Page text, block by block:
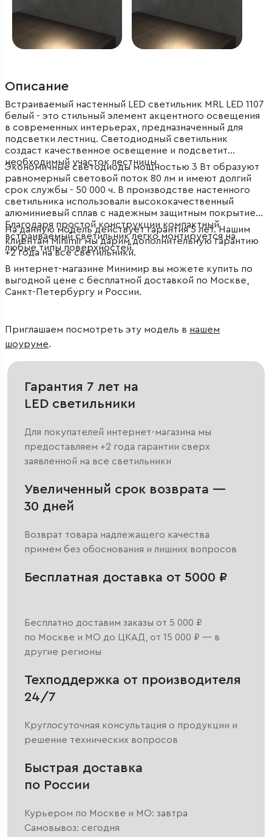
Описание
Встраиваемый настенный LED светильник MRL LED 1107
белый - это стильный элемент акцентного освещения
в современных интерьерах, предназначенный для
подсветки лестниц. Светодиодный светильник
создаст качественное освещение и подсветит
необходимый участок лестницы.
Экономичные светодиоды мощностью 3 Вт образуют
равномерный световой поток 80 лм и имеют долгий
срок службы - 50 000 ч. В производстве настенного
светильника использовали высококачественный
алюминиевый сплав с надежным защитным покрытием.
Благодаря простой конструкции компактный
встраиваемый светильник легко монтируется на
любые типы поверхностей.
На данную модель действует гарантия 5 лет. Нашим
клиентам Minimir мы дарим дополнительную гарантию
+2 года на все светильники.
В интернет-магазине Минимир вы можете купить по
выгодной цене с бесплатной доставкой по Москве,
Санкт-Петербургу и России.
Приглашаем посмотреть эту модель в нашем
шоуруме.
Гарантия 7 лет на
LED светильники
Для покупателей интернет-магазина мы
предоставляем +2 года гарантии сверх
заявленной на все светильники
Увеличенный срок возврата —
30 дней
Возврат товара надлежащего качества
примем без обоснования и лишних вопросов
Бесплатная доставка от 5000 ₽
Бесплатно доставим заказы от 5 000 ₽
по Москве и МО до ЦКАД, от 15 000 ₽ — в
другие регионы
Техподдержка от производителя
24/7
Круглосуточная консультация о продукции и
решение технических вопросов
Быстрая доставка
по России
Курьером по Москве и МО: завтра
Самовывоз: сегодня